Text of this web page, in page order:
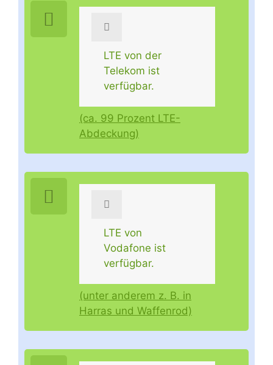
LTE von der
Telekom ist
verfügbar.
(ca. 99 Prozent LTE-
Abdeckung)
LTE von
Vodafone ist
verfügbar.
(unter anderem z. B. in
Harras und Waffenrod)